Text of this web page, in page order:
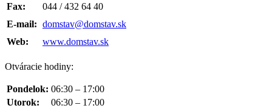
Fax:
044 / 432 64 40
E-mail: domstav@domstav.sk
Web:
www.domstav.sk
Otváracie hodiny:
Pondelok: 06:30 – 17:00
Utorok:
06:30 – 17:00